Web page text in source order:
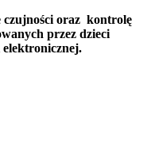
czujności oraz kontrolę
przez dzieci